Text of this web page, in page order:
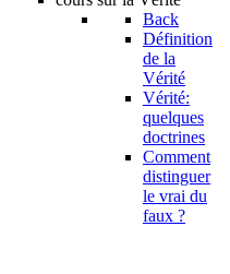
Back
Définition
de la
Vérité
Vérité:
quelques
doctrines
Comment
distinguer
le vrai du
faux ?